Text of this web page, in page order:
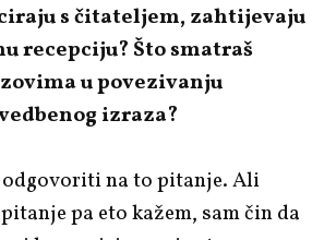
s čitateljem, zahtijevaju
recepciju? Što smatraš
u povezivanju
izraza?
odgovoriti na to pitanje. Ali
pa eto kažem, sam čin da